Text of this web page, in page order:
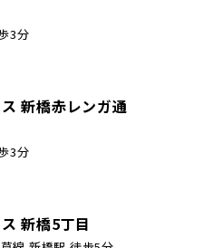
3分
新橋赤レンガ通
3分
新橋5丁目